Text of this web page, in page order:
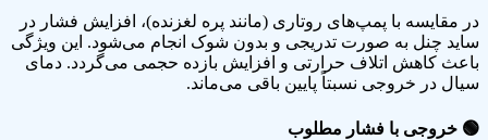
در مقایسه با پمپ‌های روتاری (مانند پره لغزنده)، افزایش فشار در
ساید چنل به صورت تدریجی و بدون شوک انجام می‌شود. این ویژگی
باعث کاهش اتلاف حرارتی و افزایش بازده حجمی می‌گردد. دمای
سیال در خروجی نسبتاً پایین باقی می‌ماند.
🟢 خروجی با فشار مطلوب